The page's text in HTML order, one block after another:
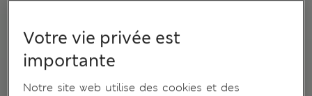
Votre vie privée est
importante
Notre site web utilise des cookies et des